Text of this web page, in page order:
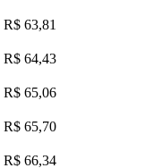
R$ 63,81
R$ 64,43
R$ 65,06
R$ 65,70
R$ 66,34